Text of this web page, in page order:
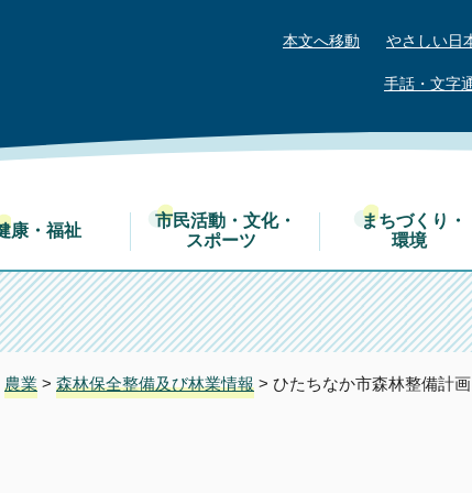
本文へ移動 やさしい日
手話・文字
健康・福祉
市民活動・文化・
スポーツ
まちづくり・
環境
農業 > 森林保全整備及び林業情報 > ひたちなか市森林整備計画